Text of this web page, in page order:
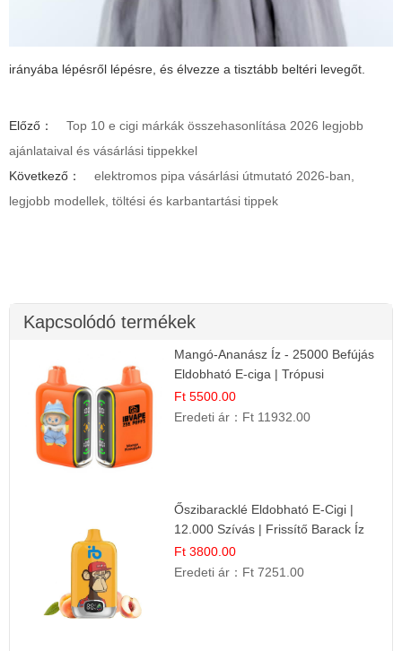
irányába lépésről lépésre, és élvezze a tisztább beltéri levegőt.
Előző：
Top 10 e cigi márkák összehasonlítása 2026 legjobb
ajánlataival és vásárlási tippekkel
Következő：
elektromos pipa vásárlási útmutató 2026-ban,
legjobb modellek, töltési és karbantartási tippek
Kapcsolódó termékek
Mangó-Ananász Íz - 25000 Befújás
Eldobható E-ciga | Trópusi
Gyümölcs Élmény!
Ft 5500.00
Eredeti ár： Ft 11932.00
Őszibaracklé Eldobható E-Cigi |
12.000 Szívás | Frissítő Barack Íz
Ft 3800.00
Eredeti ár： Ft 7251.00